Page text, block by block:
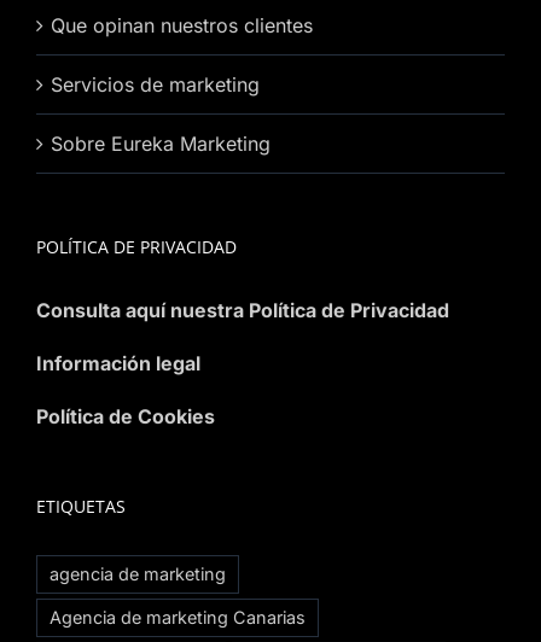
Que opinan nuestros clientes
Servicios de marketing
Sobre Eureka Marketing
POLÍTICA DE PRIVACIDAD
Consulta aquí nuestra Política de Privacidad
Información legal
Política de Cookies
ETIQUETAS
agencia de marketing
Agencia de marketing Canarias